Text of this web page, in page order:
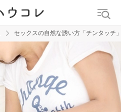
セックスの自然な誘い方「チンタッチ